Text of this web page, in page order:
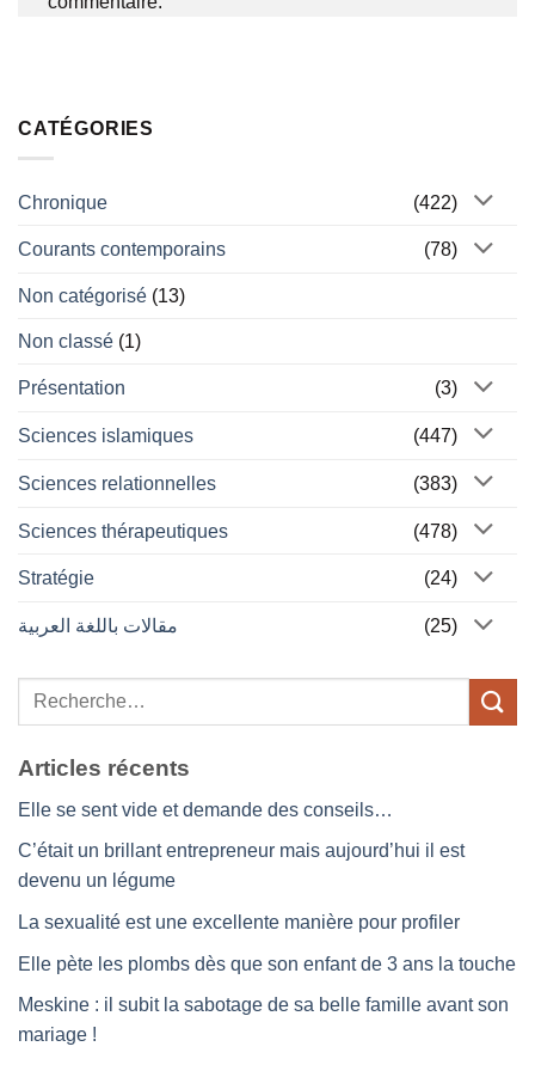
CATÉGORIES
Chronique (422)
Courants contemporains (78)
Non catégorisé (13)
Non classé (1)
Présentation (3)
Sciences islamiques (447)
Sciences relationnelles (383)
Sciences thérapeutiques (478)
Stratégie (24)
مقالات باللغة العربية (25)
Articles récents
Elle se sent vide et demande des conseils…
C’était un brillant entrepreneur mais aujourd’hui il est
devenu un légume
La sexualité est une excellente manière pour profiler
Elle pète les plombs dès que son enfant de 3 ans la touche
Meskine : il subit la sabotage de sa belle famille avant son
mariage !